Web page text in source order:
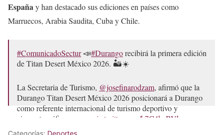
Españay han destacado sus ediciones en países como
Marruecos, Arabia Saudita, Cuba y Chile.
#ComunicadoSectur📣#Durangorecibirá la primera edición
de Titan Desert México 2026. 🏜️☀️
La Secretaria de Turismo, @josefinarodzam, afirmó que la
Durango Titan Desert México 2026 posicionará a Durango
como referente internacional de turismo deportivo y
cinematográfico, con…
pic.twitter.com/h7C4bcBVbc
Categorías: Deportes